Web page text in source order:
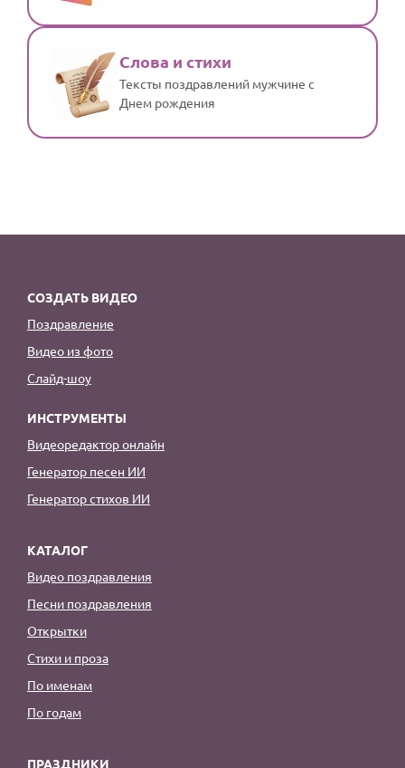
Слова и стихи
Тексты поздравлений мужчине с
Днем рождения
СОЗДАТЬ ВИДЕО
Поздравление
Видео из фото
Слайд-шоу
ИНСТРУМЕНТЫ
Видеоредактор онлайн
Генератор песен ИИ
Генератор стихов ИИ
КАТАЛОГ
Видео поздравления
Песни поздравления
Открытки
Стихи и проза
По именам
По годам
ПРАЗДНИКИ